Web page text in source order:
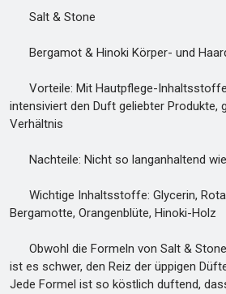
Salt & Stone
Bergamot & Hinoki Körper- und
Vorteile: Mit Hautpflege-
intensiviert den Duft geliebter Produkte,
Verhältnis
Nachteile: Nicht so langanhaltend
Wichtige Inhaltsstoffe: Glycerin,
Bergamotte, Orangenblüte, Hinoki-Holz
Obwohl die Formeln von Salt &
ist es schwer, den Reiz der üppigen
Jede Formel ist so köstlich duftend,